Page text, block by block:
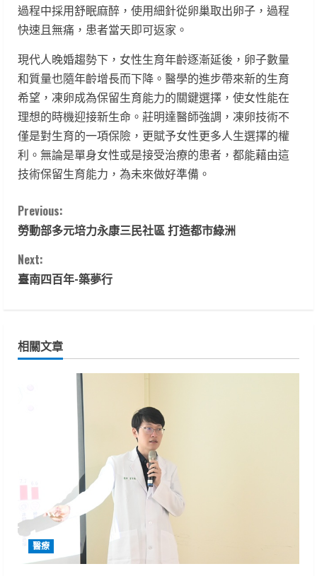
過程中採用舒眠麻醉，使用細針從卵巢取出卵子，過程
快速且無痛，患者當天即可返家。
現代人晚婚趨勢下，女性生育年齡逐漸延後，卵子數量
和質量也隨年齡增長而下降。醫學的進步帶來新的生育
希望，凍卵成為保留生育能力的關鍵選擇，使女性能在
理想的時機迎接新生命。莊明達醫師強調，凍卵技術不
僅是對生育的一項保險，更賦予女性更多人生選擇的權
利。無論是單身女性或是接受治療的患者，都能藉由這
技術保留生育能力，為未來做好準備。
C
o
n
i
n
e
a
d
Previous:
勞動部多元培力永康三民社區 打造都市綠洲
Next:
臺南四百年-築夢行
相關文章
醫療